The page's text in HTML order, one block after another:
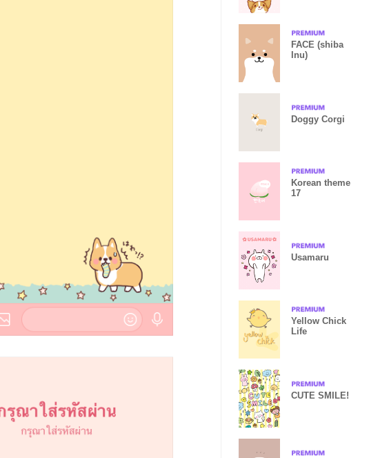
FACE (shiba
Inu)
Doggy Corgi
Korean theme
17
Usamaru
Yellow Chick
Life
CUTE SMILE!